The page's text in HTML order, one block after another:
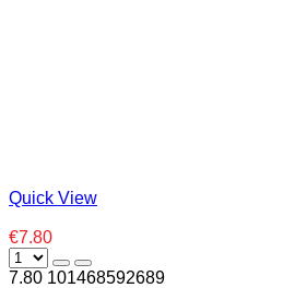
Quick View
€7.80
7.80 101468592689